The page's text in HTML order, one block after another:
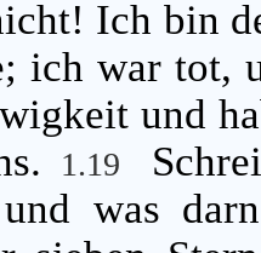
Ich bin
ich war tot,
und
1.19
was